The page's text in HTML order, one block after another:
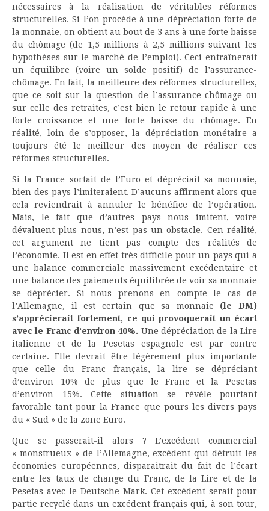
nécessaires à la réalisation de véritables réformes
structurelles. Si l’on procède à une dépréciation forte de
la monnaie, on obtient au bout de 3 ans à une forte baisse
du chômage (de 1,5 millions à 2,5 millions suivant les
hypothèses sur le marché de l’emploi). Ceci entraînerait
un équilibre (voire un solde positif) de l’assurance-
chômage. En fait, la meilleure des réformes structurelles,
que ce soit sur la question de l’assurance-chômage ou
sur celle des retraites, c’est bien le retour rapide à une
forte croissance et une forte baisse du chômage. En
réalité, loin de s’opposer, la dépréciation monétaire a
toujours été le meilleur des moyen de réaliser ces
réformes structurelles.
Si la France sortait de l’Euro et dépréciait sa monnaie,
bien des pays l’imiteraient. D’aucuns affirment alors que
cela reviendrait à annuler le bénéfice de l’opération.
Mais, le fait que d’autres pays nous imitent, voire
dévaluent plus nous, n’est pas un obstacle. Cen réalité,
cet argument ne tient pas compte des réalités de
l’économie. Il est en effet très difficile pour un pays qui a
une balance commerciale massivement excédentaire et
une balance des paiements équilibrée de voir sa monnaie
se déprécier. Si nous prenons en compte le cas de
l’Allemagne, il est certain que sa monnaie (le DM)
s’apprécierait fortement, ce qui provoquerait un écart
avec le Franc d’environ 40%. Une dépréciation de la Lire
italienne et de la Pesetas espagnole est par contre
certaine. Elle devrait être légèrement plus importante
que celle du Franc français, la lire se dépréciant
d’environ 10% de plus que le Franc et la Pesetas
d’environ 15%. Cette situation se révèle pourtant
favorable tant pour la France que pours les divers pays
du « Sud » de la zone Euro.
Que se passerait-il alors ? L’excédent commercial
« monstrueux » de l’Allemagne, excédent qui détruit les
économies européennes, disparaitrait du fait de l’écart
entre les taux de change du Franc, de la Lire et de la
Pesetas avec le Deutsche Mark. Cet excédent serait pour
partie recyclé dans un excédent français qui, à son tour,